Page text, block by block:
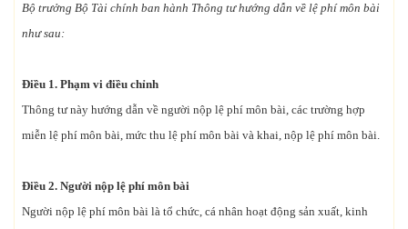
Bộ trưởng Bộ Tài chính ban hành Thông tư hướng dẫn về lệ phí môn bài
như sau:
Điều 1. Phạm vi điều chỉnh
Thông tư này hướng dẫn về người nộp lệ phí môn bài, các trường hợp
miễn lệ phí môn bài, mức thu lệ phí môn bài và khai, nộp lệ phí môn bài.
Điều 2. Người nộp lệ phí môn bài
Người nộp lệ phí môn bài là tổ chức, cá nhân hoạt động sản xuất, kinh